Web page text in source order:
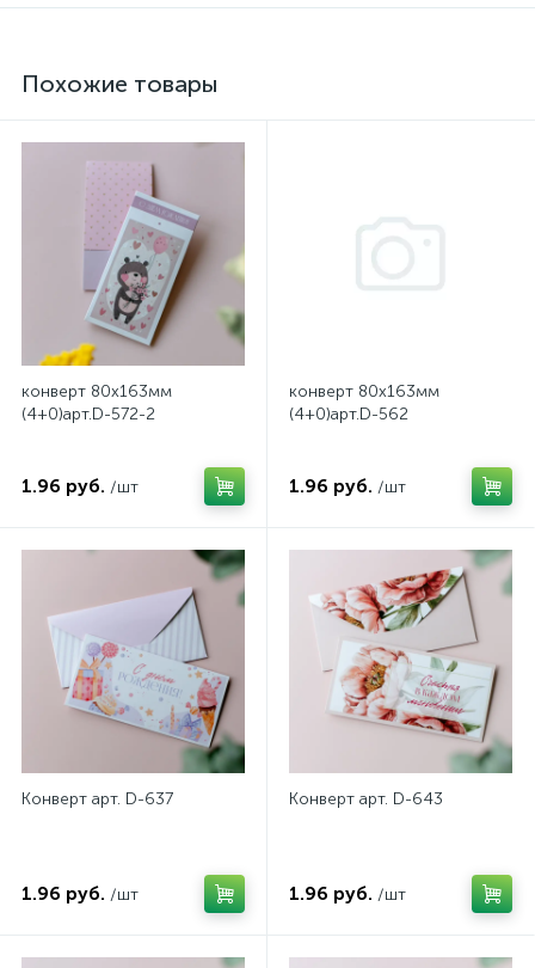
Похожие товары
конверт 80х163мм
(4+0)арт.D-572-2
1.96 руб. /шт
конверт 80х163мм
(4+0)арт.D-562
1.96 руб. /шт
Конверт арт. D-637
1.96 руб. /шт
Конверт арт. D-643
1.96 руб. /шт